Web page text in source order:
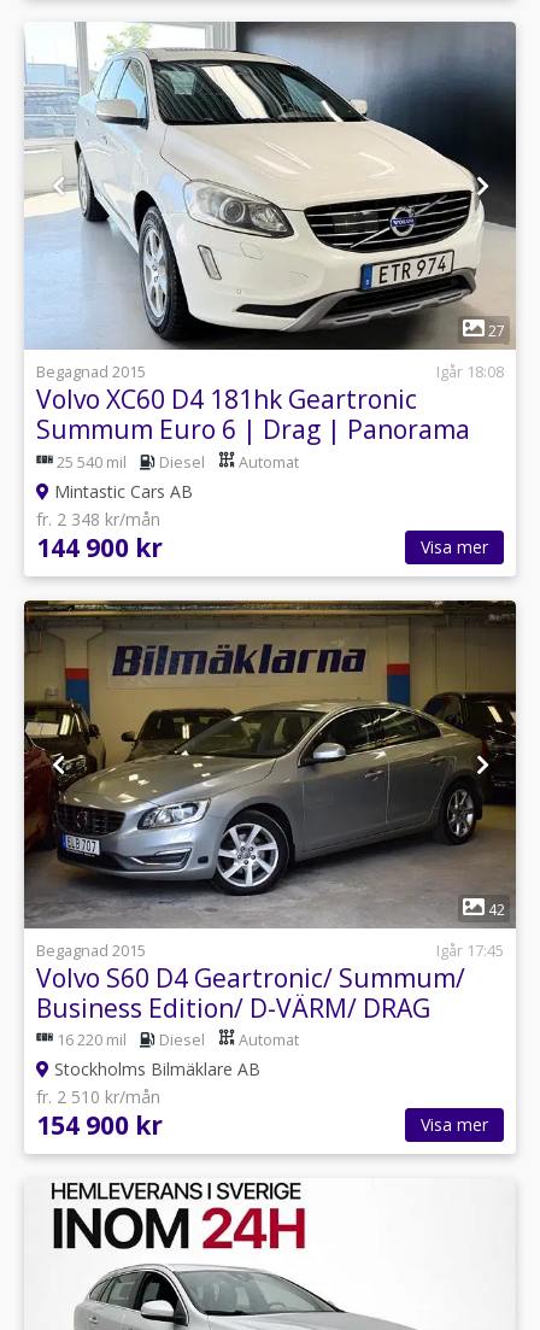
1
27
Begagnad 2015
Igår 18:08
Volvo XC60 D4 181hk Geartronic
Summum Euro 6 | Drag | Panorama
25 540 mil Diesel Automat
Mintastic Cars AB
fr. 2 348 kr/mån
144 900 kr Visa mer
1
42
Begagnad 2015
Igår 17:45
Volvo S60 D4 Geartronic/ Summum/
Business Edition/ D-VÄRM/ DRAG
16 220 mil Diesel Automat
Stockholms Bilmäklare AB
fr. 2 510 kr/mån
154 900 kr Visa mer